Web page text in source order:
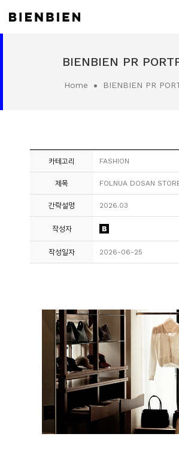
BIENBIEN PR
Home BIENBIEN PR
카테고리 FASHION
제목 FOLNUA DOSAN
간략설명 2026.03
작성자
작성일자 2026-06-25
PROJECT
CONTACT
CAREER